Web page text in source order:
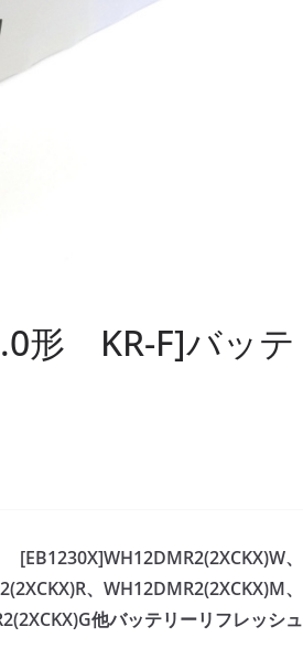
形 KR-F]バッテ
[EB1230X]WH12DMR2(2XCKX)W、
、WH12DMR2(2XCKX)M、
他バッテリーリフレッシュ